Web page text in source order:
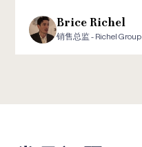
Brice Richel
销售总监 - Richel Group